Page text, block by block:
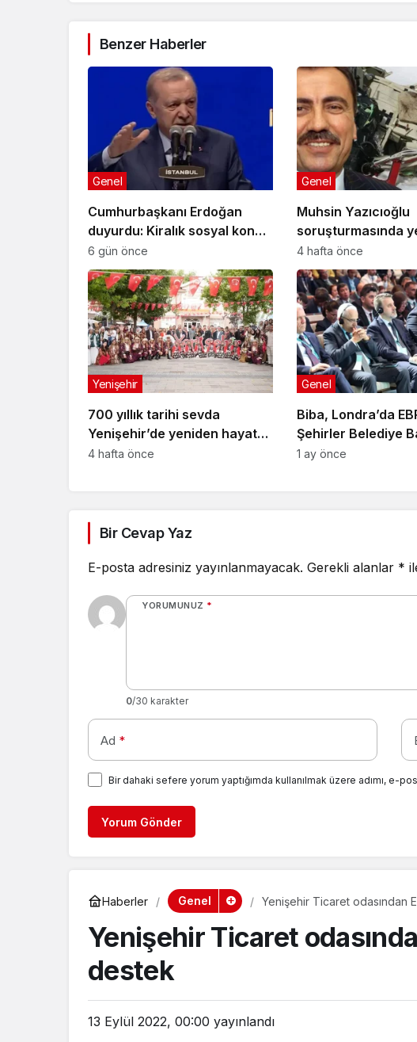
Benzer Haberler
Cumhurbaşkanı Erdoğan
duyurdu: Kiralık sosyal konut
projesi eylülde başlıyor
Genel
6 gün önce
Muhsin Yazıcıoğlu
soruşturmasında
gelişme!
Genel
4 hafta önce
700 yıllık tarihi sevda
Yenişehir’de yeniden hayat
buldu
Yenişehir
4 hafta önce
Biba, Londra’da
Şehirler Belediye
Toplantısı’na katıldı
Genel
1 ay önce
Bir Cevap Yaz
E-posta adresiniz yayınlanmayacak. Gerekli alanlar *
YORUMUNUZ *
0/30 karakter
Ad *
Bir dahaki sefere yorum yaptığımda kullanılmak üzere adımı, e-
Yorum Gönder
Haberler Genel Yenişehir Ticaret odasından
Yenişehir Ticaret
destek
13 Eylül 2022, 00:00 yayınlandı